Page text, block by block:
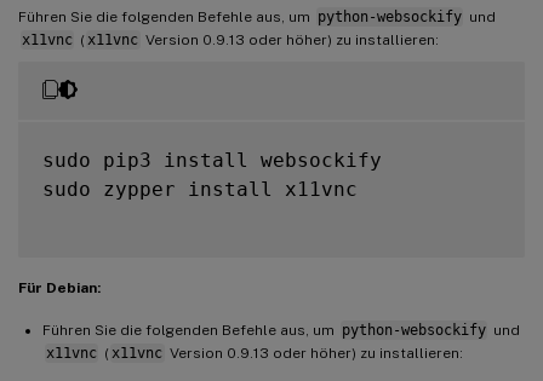
Führen Sie die folgenden Befehle aus, um python-websockify und
x11vnc ( x11vnc Version 0.9.13 oder höher) zu installieren:
sudo pip3 install websockify
sudo zypper install x11vnc
Für Debian:
Führen Sie die folgenden Befehle aus, um python-websockify und
x11vnc ( x11vnc Version 0.9.13 oder höher) zu installieren: